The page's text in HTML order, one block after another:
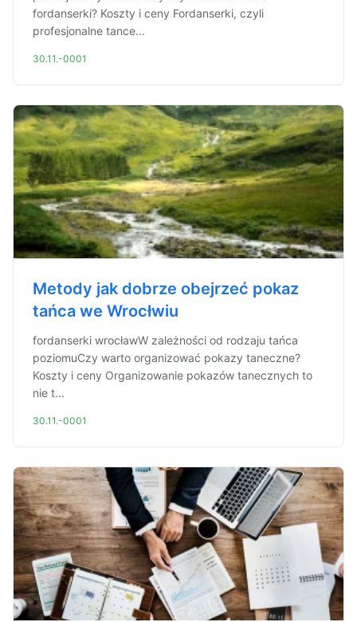
fordanserki? Koszty i ceny Fordanserki, czyli
profesjonalne tance...
30.11.-0001
Metody jak dobrze obejrzeć pokaz
tańca we Wrocłwiu
fordanserki wrocławW zależności od rodzaju tańca
poziomuCzy warto organizować pokazy taneczne?
Koszty i ceny Organizowanie pokazów tanecznych to
nie t...
30.11.-0001